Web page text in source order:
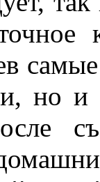
но и